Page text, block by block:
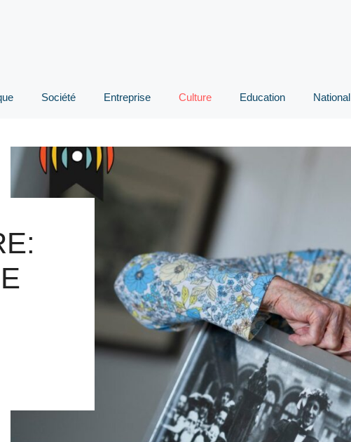
Société Entreprise Culture Education National